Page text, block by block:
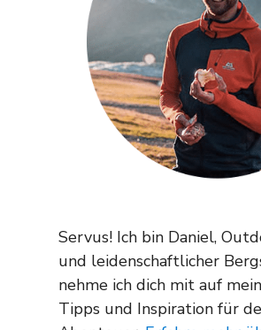
Servus! Ich bin Daniel,
und leidenschaftlicher
nehme ich dich mit auf
Tipps und Inspiration für